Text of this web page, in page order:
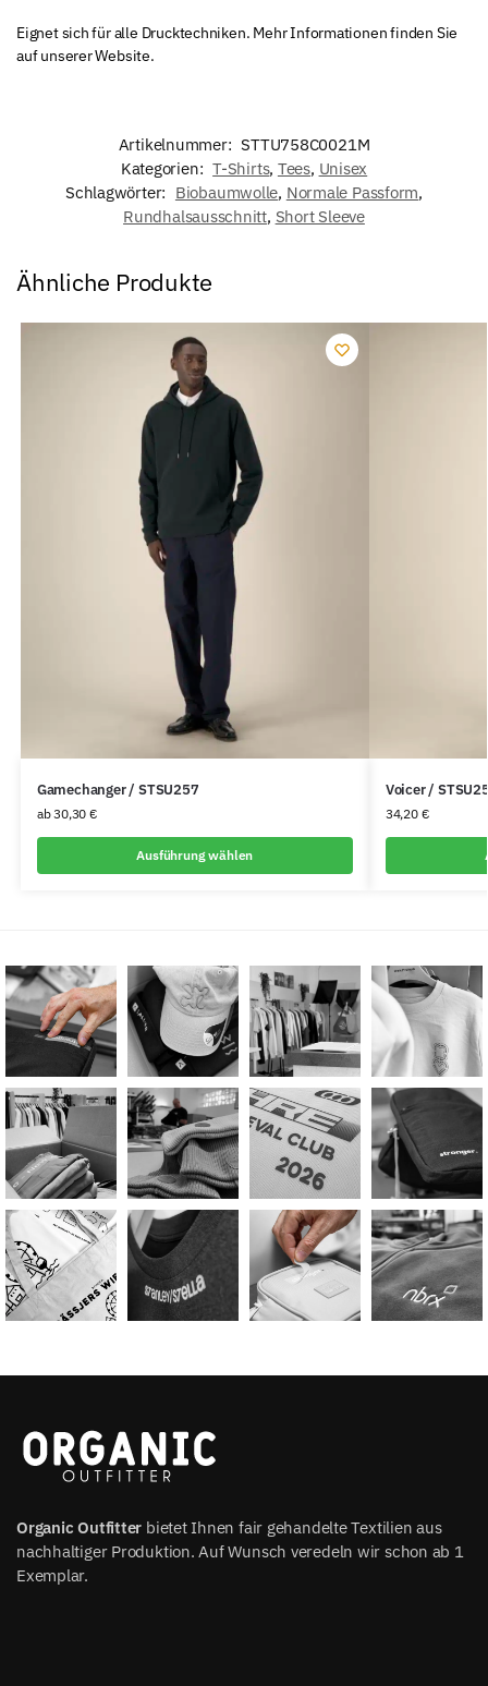
Eignet sich für alle Drucktechniken. Mehr Informationen finden Sie
auf unserer Website.
Artikelnummer: STTU758C0021M
Kategorien: T-Shirts, Tees, Unisex
Schlagwörter: Biobaumwolle, Normale Passform,
Rundhalsausschnitt, Short Sleeve
Ähnliche Produkte
Gamechanger / STSU257
ab30,30€
Ausführung wählen
Voicer /
34,20 €
Organic Outfitter bietet Ihnen fair gehandelte Textilien aus
nachhaltiger Produktion. Auf Wunsch veredeln wir schon ab 1
Exemplar.